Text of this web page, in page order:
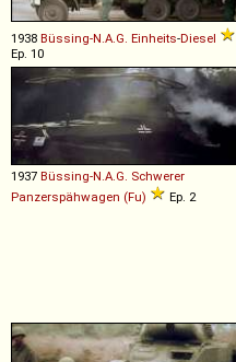
1938 Büssing-N.A.G. Einheits-Diesel
Ep. 10
1937 Büssing-N.A.G. Schwerer
Panzerspähwagen (Fu) Ep. 2